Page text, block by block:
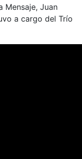
Mensaje, Juan
a cargo del Trío